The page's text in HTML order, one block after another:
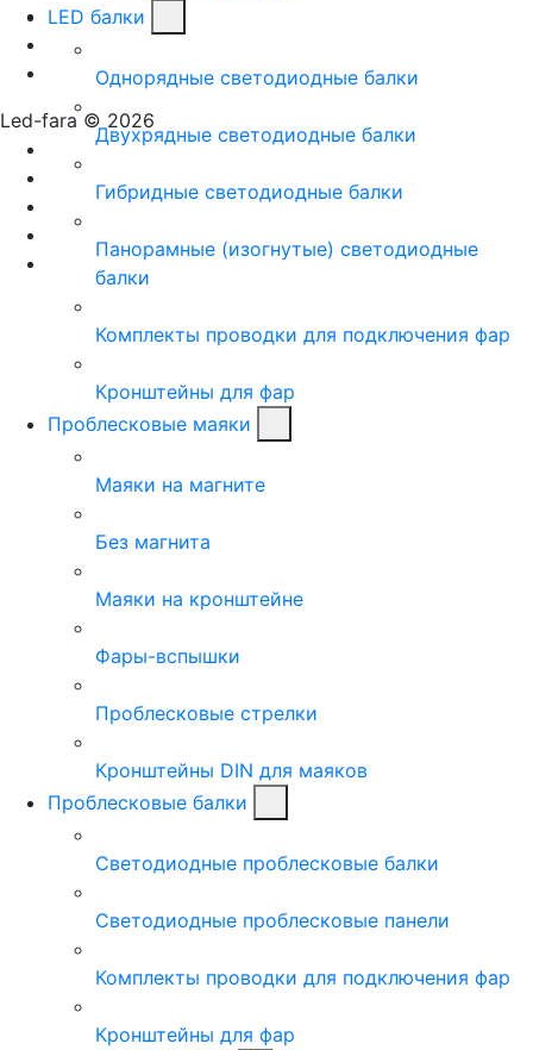
LED балки
Однорядные светодиодные балки
Двухрядные светодиодные балки
Гибридные светодиодные балки
Панорамные (изогнутые) светодиодные
балки
Комплекты проводки для подключения фар
Кронштейны для фар
Проблесковые маяки
Маяки на магните
Без магнита
Маяки на кронштейне
Фары-вспышки
Проблесковые стрелки
Кронштейны DIN для маяков
Проблесковые балки
Светодиодные проблесковые балки
Светодиодные проблесковые панели
Комплекты проводки для подключения фар
Кронштейны для фар
Led-fara © 2026